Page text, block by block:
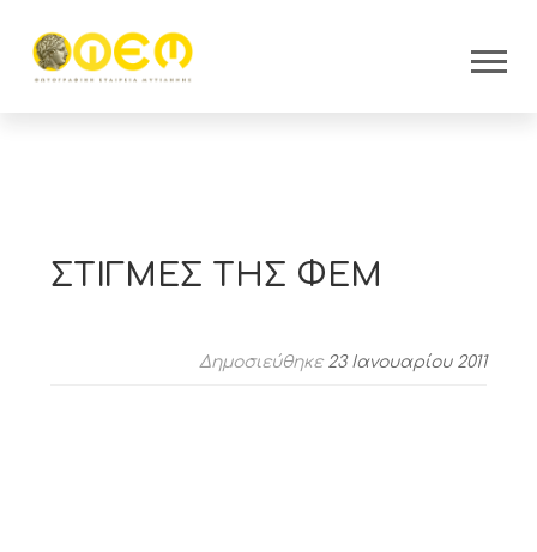
ΣΤΙΓΜΕΣ ΤΗΣ ΦΕΜ
Δημοσιεύθηκε 23 Ιανουαρίου 2011